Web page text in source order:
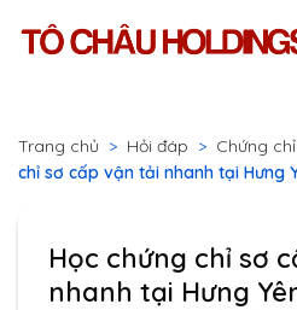
Trang chủ > Hỏi đáp > Chứng
chỉ sơ cấp vận tải nhanh tại Hưng
Học chứng chỉ sơ
nhanh tại Hưng